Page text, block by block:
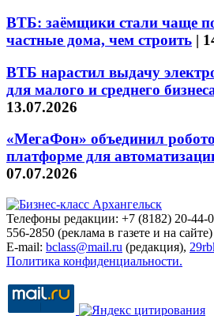
ВТБ: заёмщики стали чаще
частные дома, чем строить |
ВТБ нарастил выдачу
для малого и среднего
13.07.2026
«МегаФон» объединил
платформе для
07.07.2026
Телефоны редакции: +7 (8182) 20-44-
556-2850 (реклама в газете и на сайте)
E-mail: bclass@mail.ru (редакция),
Политика конфиденциальности.